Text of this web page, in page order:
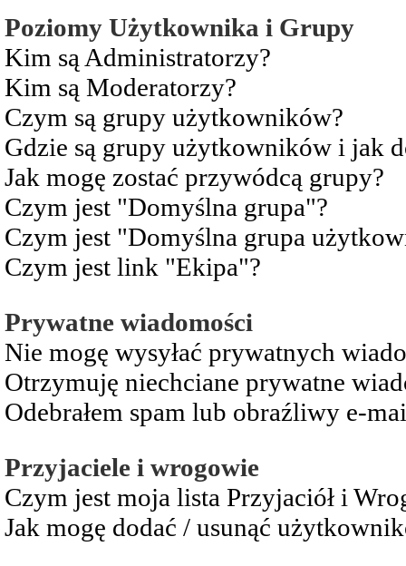
Poziomy Użytkownika i Grupy
Kim są Administratorzy?
Kim są Moderatorzy?
Czym są grupy użytkowników?
Gdzie są grupy użytkowników i jak
Jak mogę zostać przywódcą grupy?
Czym jest "Domyślna grupa"?
Czym jest "Domyślna grupa
Czym jest link "Ekipa"?
Prywatne wiadomości
Nie mogę wysyłać prywatnych
Otrzymuję niechciane prywatne
Odebrałem spam lub obraźliwy e-
Przyjaciele i wrogowie
Czym jest moja lista Przyjaciół i
Jak mogę dodać / usunąć